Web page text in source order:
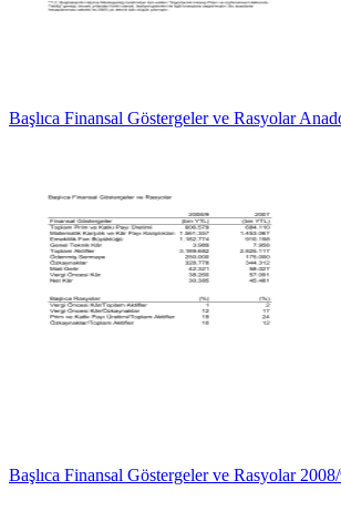
Başlıca Finansal Göstergeler ve Rasyolar
Başlıca Finansal Göstergeler ve Rasyolar